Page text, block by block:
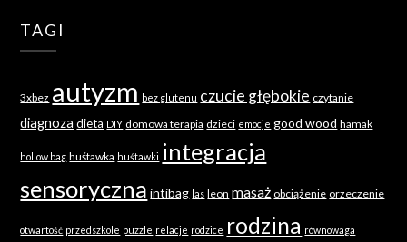
TAGI
3xbez autyzm bez glutenu czucie głębokie czytanie
diagnoza dieta DIY domowa terapia dzieci emocje good wood hamak
hollow bag huśtawka huśtawki integracja
sensoryczna intibag las leon masaż obciążenie orzeczenie
otwartość przedszkole puzzle relacje rodzice rodzina równowaga